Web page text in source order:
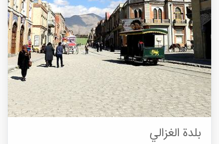
بلدة الغزالي